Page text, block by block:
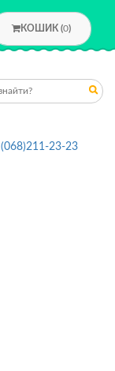
КОШИК (0)
(068)211-23-23